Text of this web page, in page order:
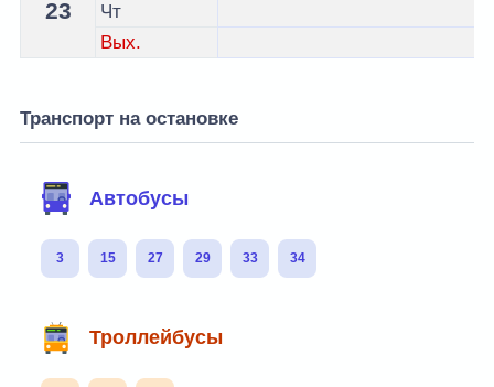
23
Чт
Вых.
Транспорт на остановке
Автобусы
3 15 27 29 33 34
Троллейбусы